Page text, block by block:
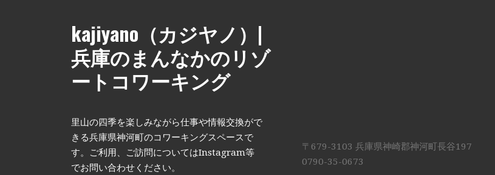
kajiyano（カジヤノ）|
兵庫のまんなかのリゾ
ートコワーキング
里山の四季を楽しみながら仕事や情報交換がで
きる兵庫県神河町のコワーキングスペースで
す。ご利用、ご訪問についてはInstagram等
でお問い合わせください。
〒679-3103 兵庫県神崎郡神河町長谷197
0790-35-0673